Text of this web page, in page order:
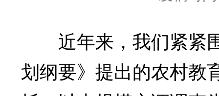
近年来，我们紧紧
划纲要》提出的农村教